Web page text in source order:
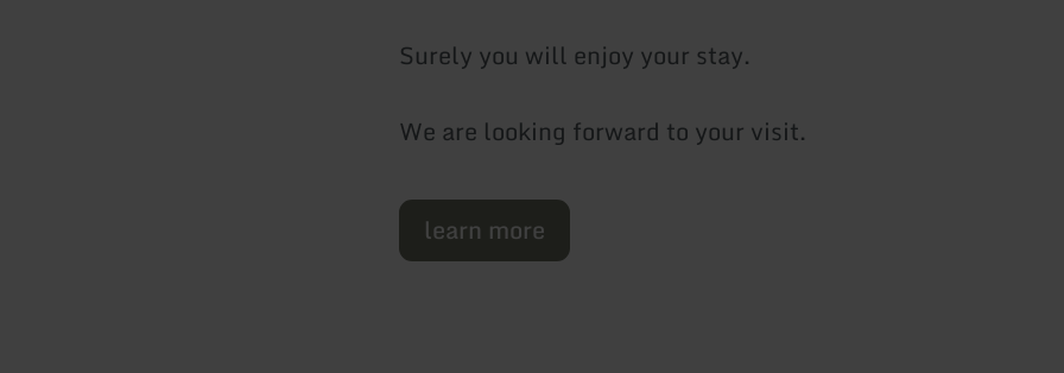
Surely you will enjoy your stay.
We are looking forward to your visit.
learn more